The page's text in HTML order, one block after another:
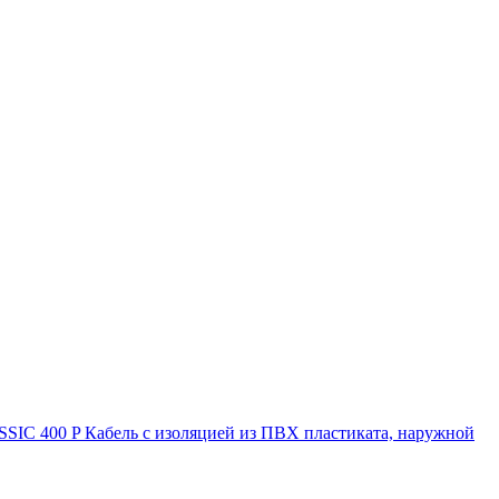
400 P Кабель с изоляцией из ПВХ пластиката, наружной